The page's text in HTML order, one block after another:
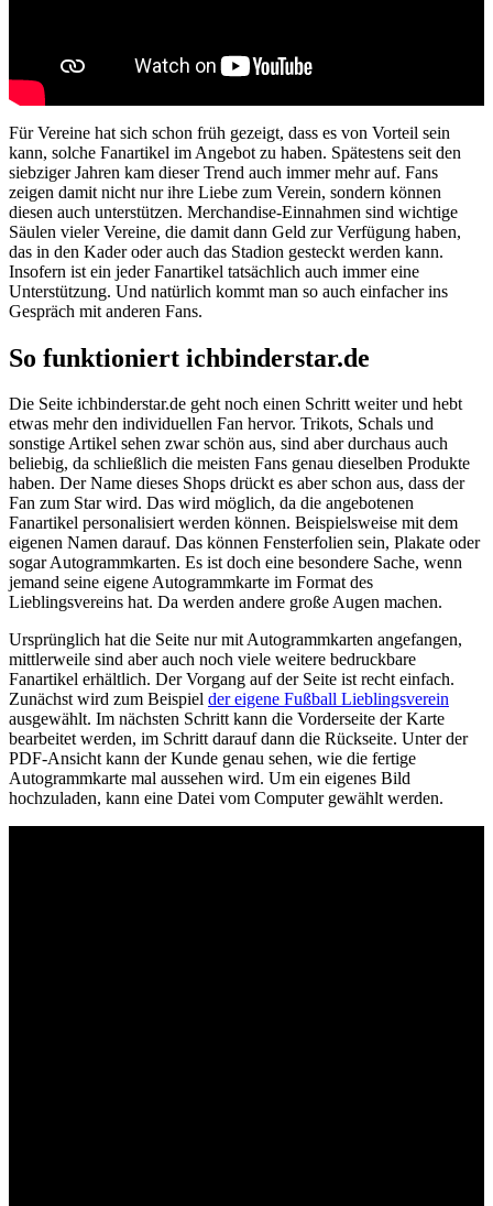
Für Vereine hat sich schon früh gezeigt, dass es von Vorteil sein
kann, solche Fanartikel im Angebot zu haben. Spätestens seit den
siebziger Jahren kam dieser Trend auch immer mehr auf. Fans
zeigen damit nicht nur ihre Liebe zum Verein, sondern können
diesen auch unterstützen. Merchandise-Einnahmen sind wichtige
Säulen vieler Vereine, die damit dann Geld zur Verfügung haben,
das in den Kader oder auch das Stadion gesteckt werden kann.
Insofern ist ein jeder Fanartikel tatsächlich auch immer eine
Unterstützung. Und natürlich kommt man so auch einfacher ins
Gespräch mit anderen Fans.
So funktioniert ichbinderstar.de
Die Seite ichbinderstar.de geht noch einen Schritt weiter und hebt
etwas mehr den individuellen Fan hervor. Trikots, Schals und
sonstige Artikel sehen zwar schön aus, sind aber durchaus auch
beliebig, da schließlich die meisten Fans genau dieselben Produkte
haben. Der Name dieses Shops drückt es aber schon aus, dass der
Fan zum Star wird. Das wird möglich, da die angebotenen
Fanartikel personalisiert werden können. Beispielsweise mit dem
eigenen Namen darauf. Das können Fensterfolien sein, Plakate oder
sogar Autogrammkarten. Es ist doch eine besondere Sache, wenn
jemand seine eigene Autogrammkarte im Format des
Lieblingsvereins hat. Da werden andere große Augen machen.
Ursprünglich hat die Seite nur mit Autogrammkarten angefangen,
mittlerweile sind aber auch noch viele weitere bedruckbare
Fanartikel erhältlich. Der Vorgang auf der Seite ist recht einfach.
Zunächst wird zum Beispiel der eigene Fußball Lieblingsverein
ausgewählt. Im nächsten Schritt kann die Vorderseite der Karte
bearbeitet werden, im Schritt darauf dann die Rückseite. Unter der
PDF-Ansicht kann der Kunde genau sehen, wie die fertige
Autogrammkarte mal aussehen wird. Um ein eigenes Bild
hochzuladen, kann eine Datei vom Computer gewählt werden.